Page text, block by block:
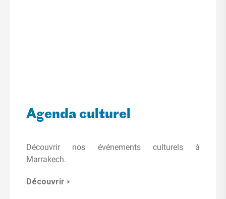
Agenda culturel
Découvrir nos événements culturels à
Marrakech.
Découvrir